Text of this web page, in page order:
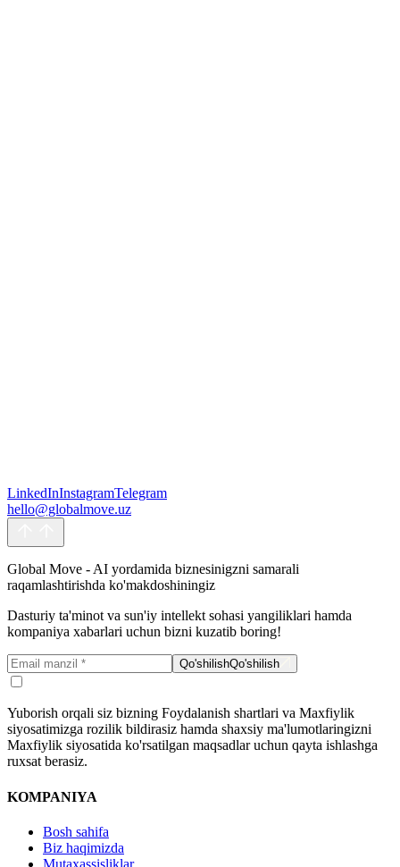
siyosatimizga rozilik bildirasiz hamda shaxsiy ma'lumotlaringizni
Maxfiylik siyosatida ko'rsatilgan maqsadlar uchun qayta ishlashga
LinkedInInstagramTelegram
hello@globalmove.uz
Global Move - AI yordamida biznesinigzni samarali
raqamlashtirishda ko'makdoshiningiz
Dasturiy ta'minot va sun'iy intellekt sohasi yangiliklari hamda
kompaniya xabarlari uchun bizni kuzatib boring!
Qo'shilishQo'shilish
Yuborish orqali siz bizning Foydalanish shartlari va Maxfiylik
siyosatimizga rozilik bildirasiz hamda shaxsiy ma'lumotlaringizni
Maxfiylik siyosatida ko'rsatilgan maqsadlar uchun qayta ishlashga
ruxsat berasiz.
KOMPANIYA
Bosh sahifa
Biz haqimizda
Mutaxassisliklar